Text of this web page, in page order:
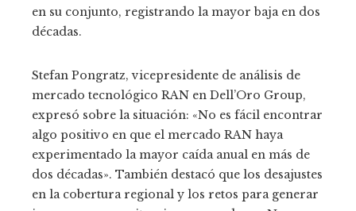
en su conjunto, registrando la mayor baja en dos
décadas.
Stefan Pongratz, vicepresidente de análisis de
mercado tecnológico RAN en Dell’Oro Group,
expresó sobre la situación: «No es fácil encontrar
algo positivo en que el mercado RAN haya
experimentado la mayor caída anual en más de
dos décadas». También destacó que los desajustes
en la cobertura regional y los retos para generar